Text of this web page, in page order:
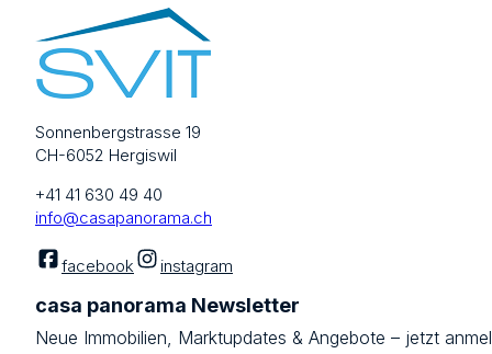
Sonnenbergstrasse 19
CH-6052 Hergiswil
+41 41 630 49 40
info@casapanorama.ch
facebook instagram
casa panorama Newsletter
Neue Immobilien, Marktupdates & Angebote – jetzt